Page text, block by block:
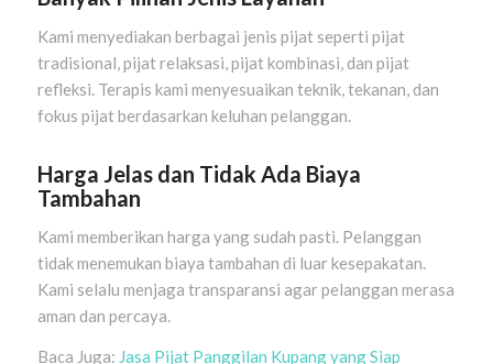
Kami menyediakan berbagai jenis pijat seperti pijat
tradisional, pijat relaksasi, pijat kombinasi, dan pijat
refleksi. Terapis kami menyesuaikan teknik, tekanan, dan
fokus pijat berdasarkan keluhan pelanggan.
Harga Jelas dan Tidak Ada Biaya
Tambahan
Kami memberikan harga yang sudah pasti. Pelanggan
tidak menemukan biaya tambahan di luar kesepakatan.
Kami selalu menjaga transparansi agar pelanggan merasa
aman dan percaya.
Baca Juga: Jasa Pijat Panggilan Kupang yang Siap